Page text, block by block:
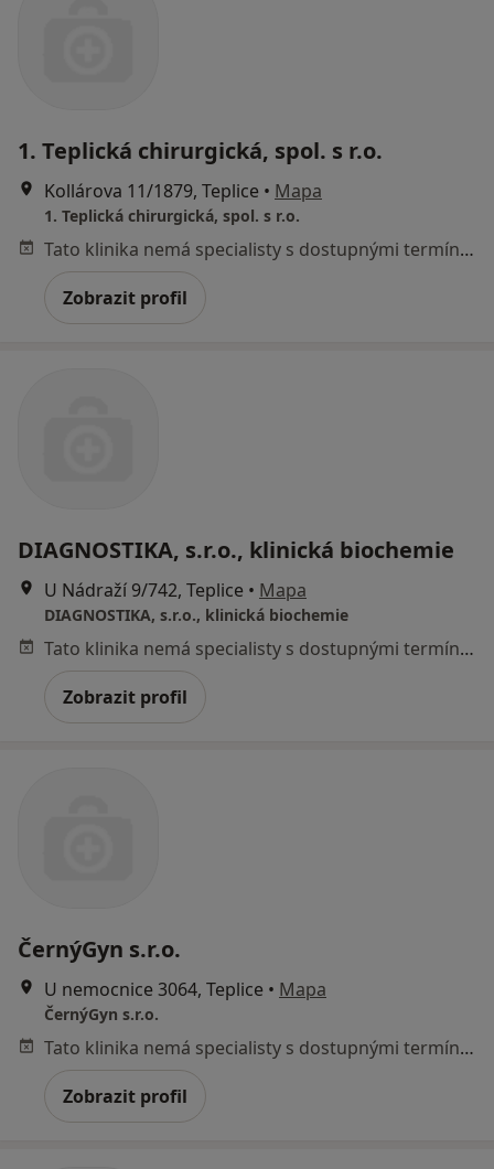
1. Teplická chirurgická, spol. s r.o.
Kollárova 11/1879, Teplice • Mapa
1. Teplická chirurgická, spol. s r.o.
Tato klinika nemá specialisty s dostupnými termíny v online kalendáři
Zobrazit profil
DIAGNOSTIKA, s.r.o., klinická biochemie
U Nádraží 9/742, Teplice • Mapa
DIAGNOSTIKA, s.r.o., klinická biochemie
Tato klinika nemá specialisty s dostupnými termíny v online kalendáři
Zobrazit profil
ČernýGyn s.r.o.
U nemocnice 3064, Teplice • Mapa
ČernýGyn s.r.o.
Tato klinika nemá specialisty s dostupnými termíny v online kalendáři
Zobrazit profil